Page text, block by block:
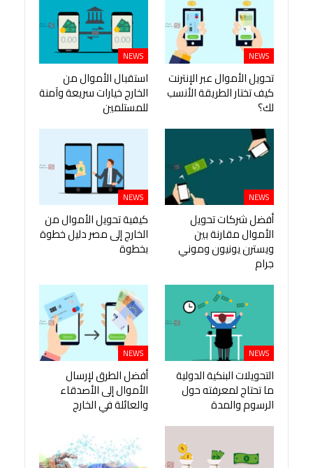
NEWS
تحويل الأموال عبر الإنترنت
كيف تختار الطريقة الأنسب
لك؟
NEWS
استقبال الأموال من
الخارج خيارات سريعة وآمنة
للمستلمين
NEWS
أفضل شركات تحويل
الأموال مقارنة بين
ويسترن يونيون وموني
جرام
NEWS
كيفية تحويل الأموال من
الخارج إلى مصر دليل خطوة
بخطوة
NEWS
التحويلات البنكية الدولية
ما تحتاج لمعرفته حول
الرسوم والمدة
NEWS
أفضل الطرق لإرسال
الأموال إلى الأصدقاء
والعائلة في الخارج